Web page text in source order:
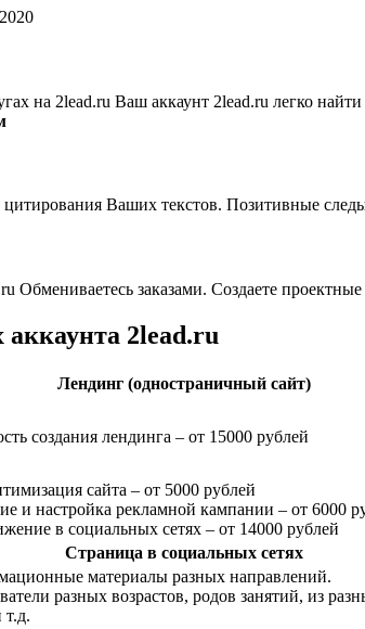
на 2lead.ru Ваш аккаунт 2lead.ru легко
Ваших текстов. Позитивные
Обмениваетесь заказами. Создаете
2lead.ru
Лендинг (одностраничный сайт)
создания лендинга – от 15000 рублей
сайта – от 5000 рублей
и настройка рекламной кампании – от 6000
в социальных сетях – от 14000 рублей
Страница в социальных сетях
материалы разных направлений.
разных возрастов, родов занятий, из
т.д.